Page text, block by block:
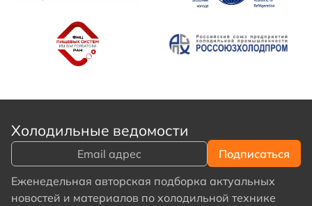
Холодильные ведомости
Еженедельная авторская подборка актуальных
новостей и материалов по холодильной технике